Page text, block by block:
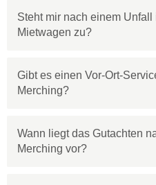
Steht mir nach einem
Mietwagen zu?
Gibt es einen Vor-Ort-
Merching?
Wann liegt das Gutachten
Merching vor?